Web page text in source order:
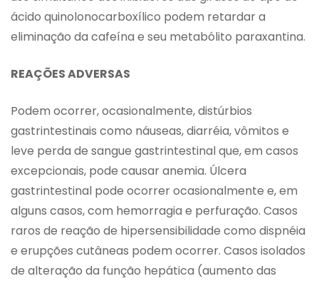
ácido quinolonocarboxílico podem retardar a
eliminação da cafeína e seu metabólito paraxantina.
REAÇÕES ADVERSAS
Podem ocorrer, ocasionalmente, distúrbios
gastrintestinais como náuseas, diarréia, vômitos e
leve perda de sangue gastrintestinal que, em casos
excepcionais, pode causar anemia. Úlcera
gastrintestinal pode ocorrer ocasionalmente e, em
alguns casos, com hemorragia e perfuração. Casos
raros de reação de hipersensibilidade como dispnéia
e erupções cutâneas podem ocorrer. Casos isolados
de alteração da função hepática (aumento das